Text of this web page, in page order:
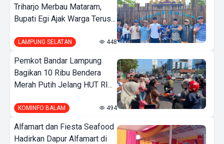
Triharjo Merbau Mataram,
Bupati Egi Ajak Warga Terus...
LAMPUNG SELATAN 448
Pemkot Bandar Lampung
Bagikan 10 Ribu Bendera
Merah Putih Jelang HUT RI...
KOMINFO BALAM 494
Alfamart dan Fiesta Seafood
Hadirkan Dapur Alfamart di